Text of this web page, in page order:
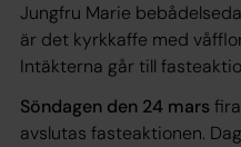
Jungfru Marie
är det kyrkkaffe med
Intäkterna går till
Söndagen den 24 mars
avslutas fasteaktionen.